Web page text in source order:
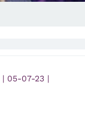
| 05-07-23 |